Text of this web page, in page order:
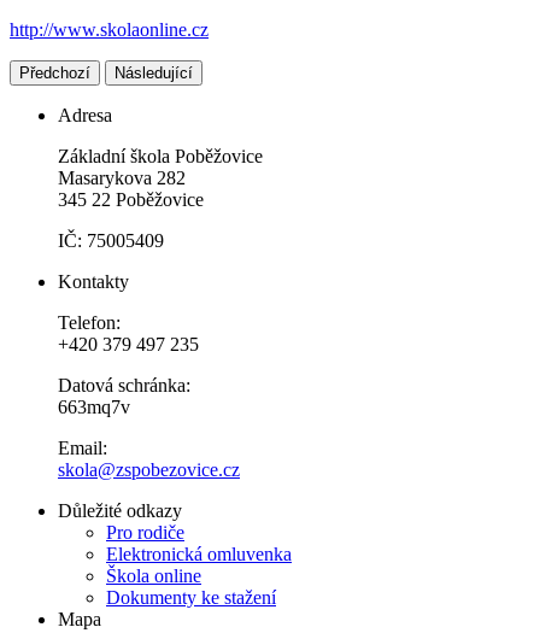
http://www.skolaonline.cz
Předchozí Následující
Adresa
Základní škola Poběžovice
Masarykova 282
345 22 Poběžovice
IČ: 75005409
Kontakty
Telefon:
+420 379 497 235
Datová schránka:
663mq7v
Email:
skola@zspobezovice.cz
Důležité odkazy
Pro rodiče
Elektronická omluvenka
Škola online
Dokumenty ke stažení
Mapa